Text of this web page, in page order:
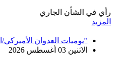
رأي في الشأن الجاري
المزيد
"يوميات العدوان الأميركي/
الاثنين 03 أغسطس 2026